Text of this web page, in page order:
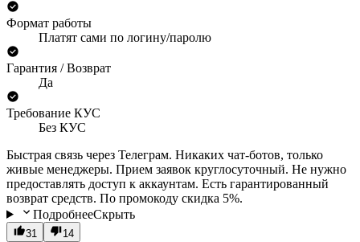
Формат работы
Платят сами по логину/паролю
Гарантия / Возврат
Да
Требование КУС
Без КУС
Быстрая связь через Телеграм. Никаких чат-ботов, только
живые менеджеры. Прием заявок круглосуточный. Не нужно
предоставлять доступ к аккаунтам. Есть гарантированный
возврат средств. По промокоду скидка 5%.
ПодробнееСкрыть
31 14